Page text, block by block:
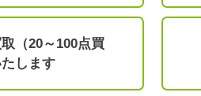
（20～100点買
します